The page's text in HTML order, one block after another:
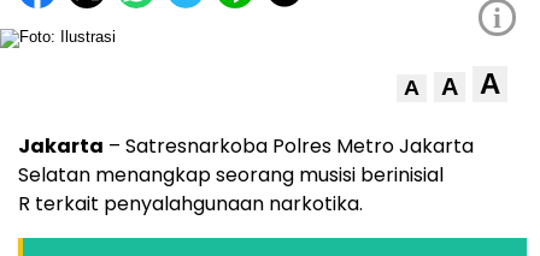
i
A A A
Jakarta – Satresnarkoba Polres Metro Jakarta
Selatan menangkap seorang musisi berinisial
R terkait penyalahgunaan narkotika.